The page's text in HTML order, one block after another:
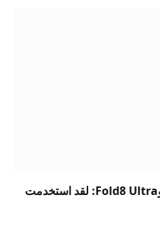
Samsung Galaxy Z Fold8 وFold8 Ultra: لقد استخدمت